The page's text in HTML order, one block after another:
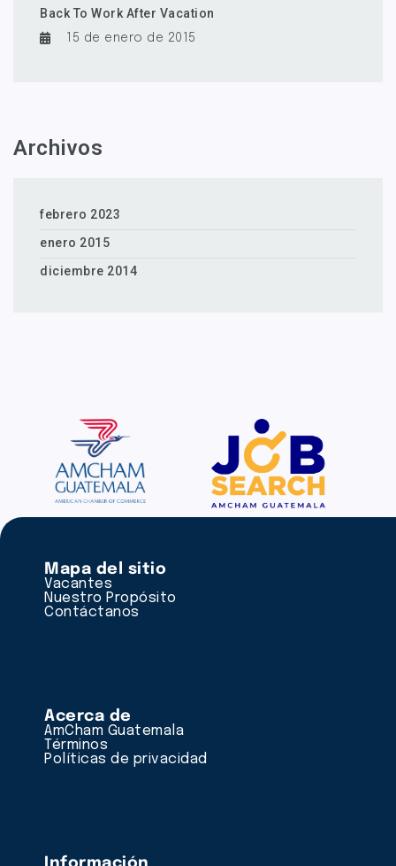
Back To Work After Vacation
15 de enero de 2015
Archivos
febrero 2023
enero 2015
diciembre 2014
Mapa del sitio
Vacantes
Nuestro Propósito
Contáctanos
Acerca de
AmCham Guatemala
Términos
Políticas de privacidad